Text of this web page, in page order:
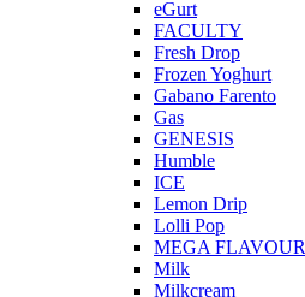
eGurt
FACULTY
Fresh Drop
Frozen Yoghurt
Gabano Farento
Gas
GENESIS
Humble
ICE
Lemon Drip
Lolli Pop
MEGA FLAVOUR
Milk
Milkcream